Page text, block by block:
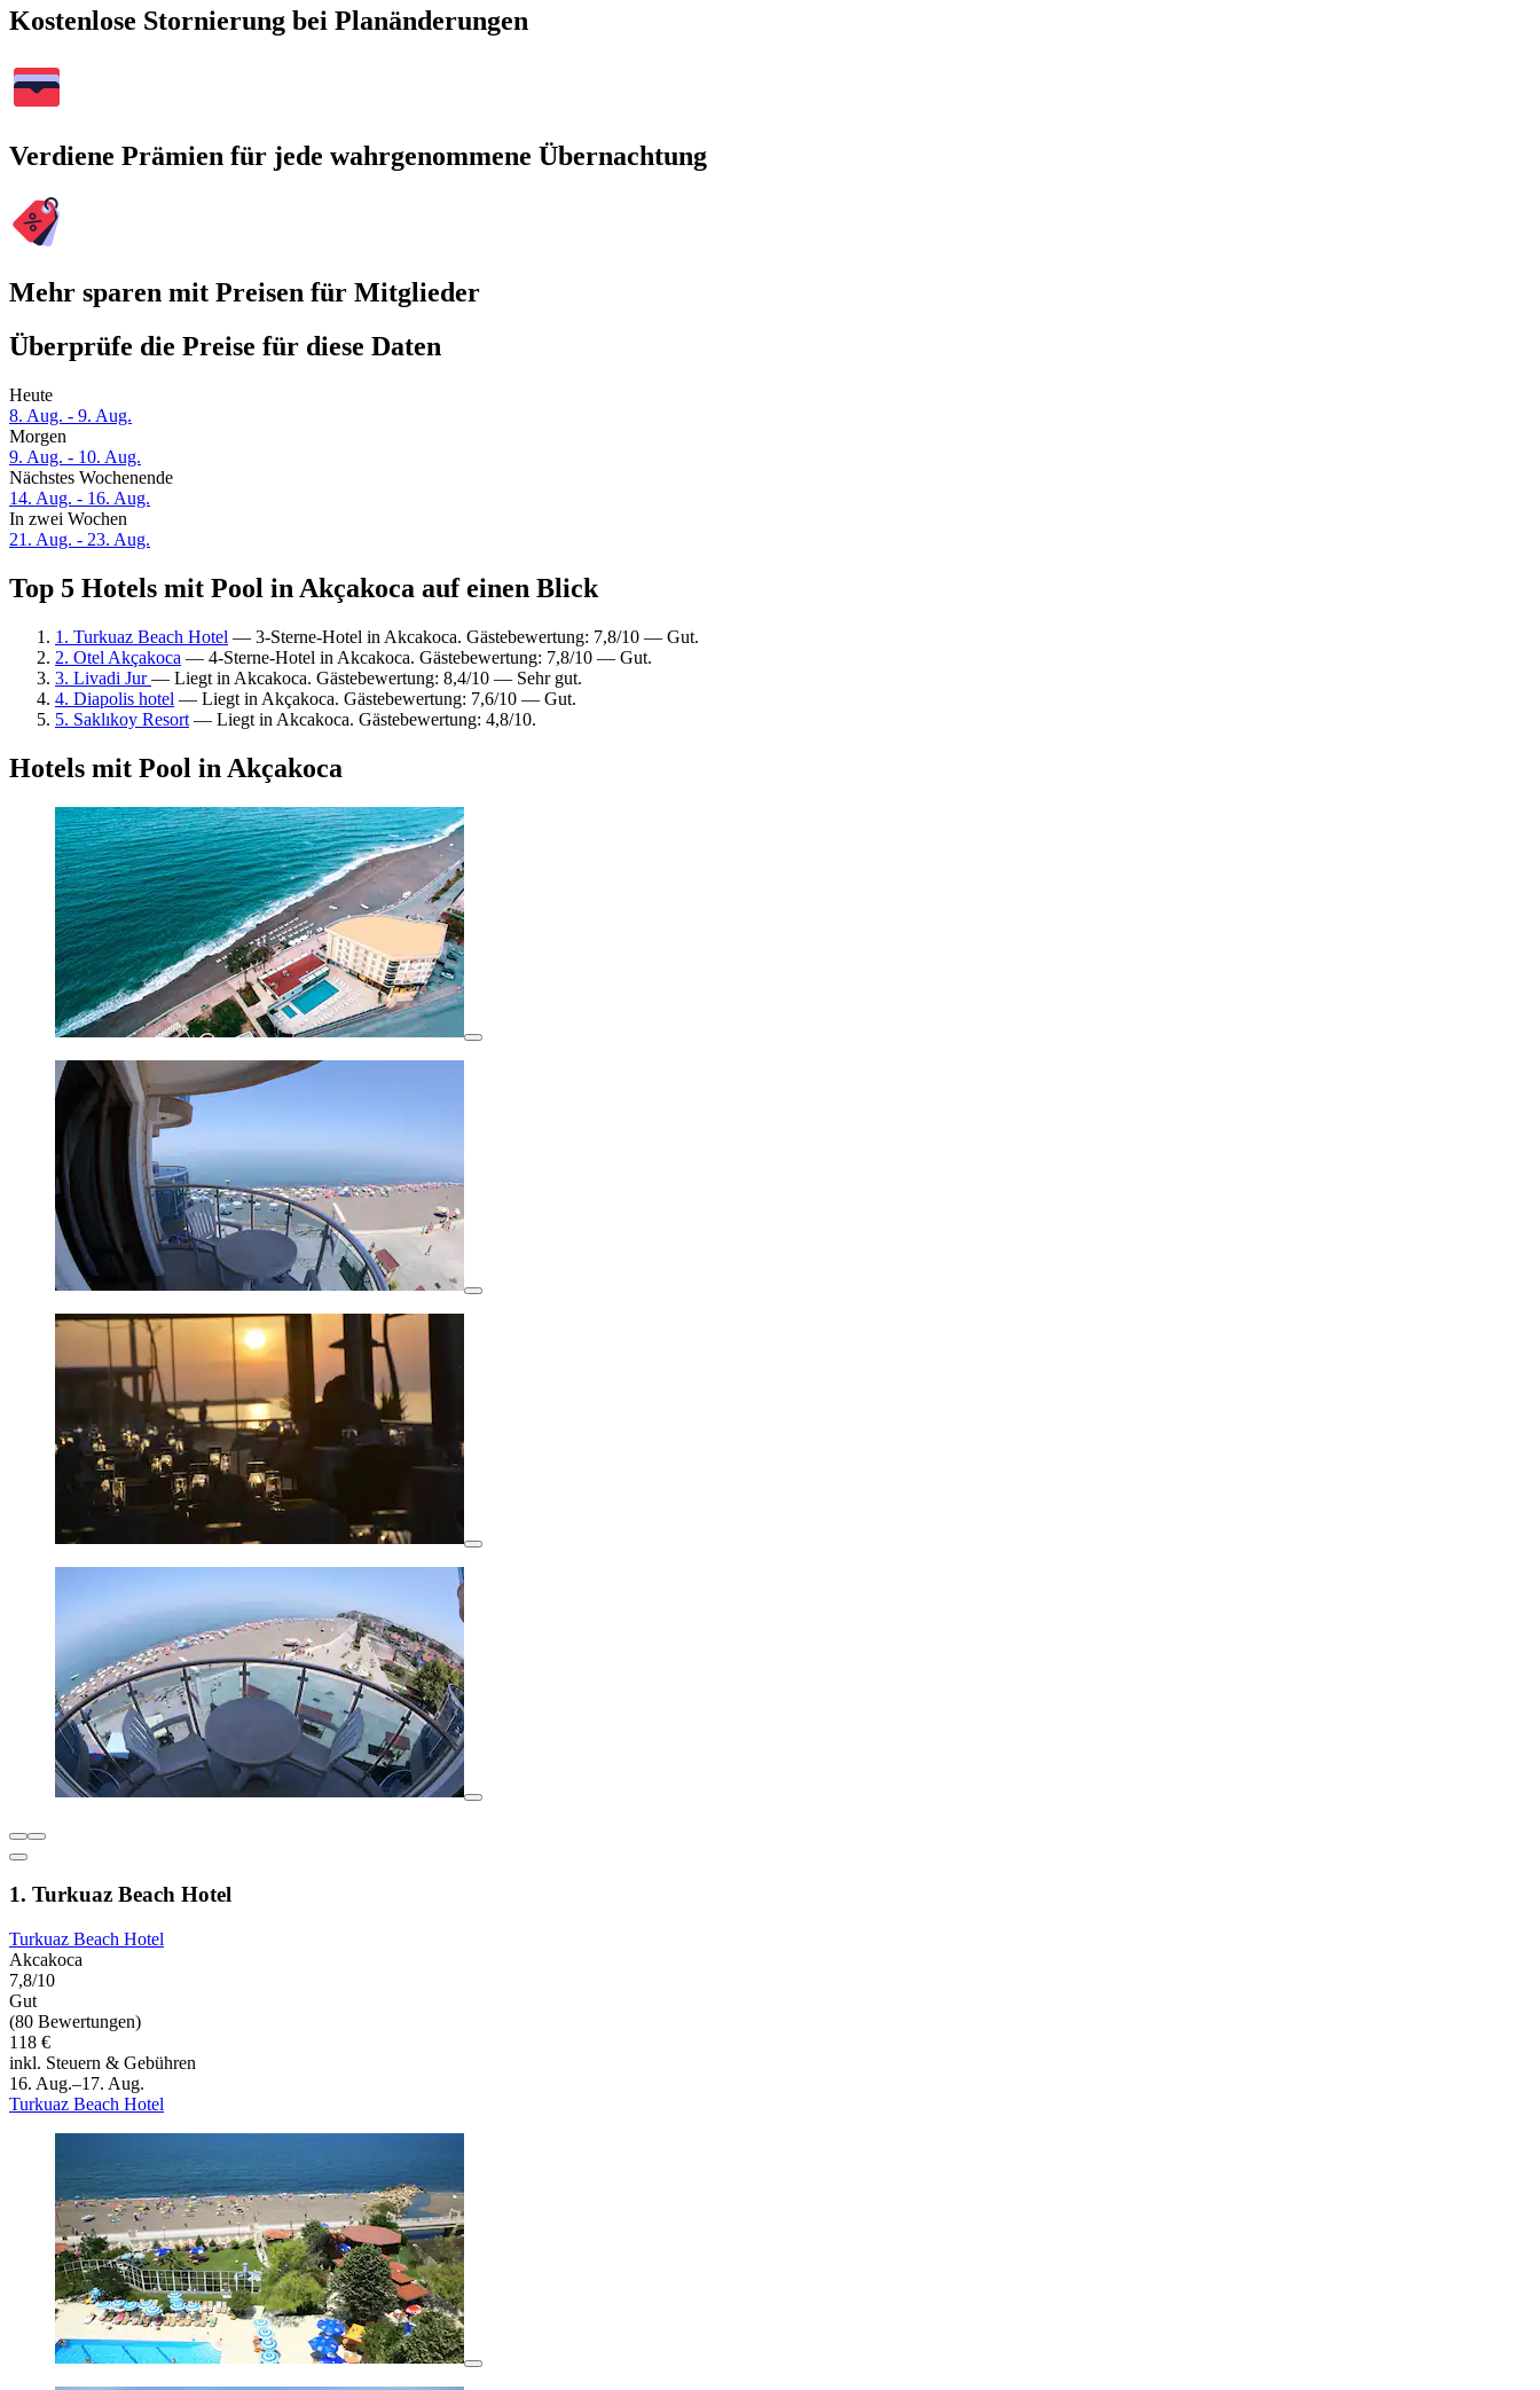
Kostenlose Stornierung bei Planänderungen
Verdiene Prämien für jede wahrgenommene Übernachtung
Mehr sparen mit Preisen für Mitglieder
Überprüfe die Preise für diese Daten
Heute
8. Aug. - 9. Aug.
Morgen
9. Aug. - 10. Aug.
Nächstes Wochenende
14. Aug. - 16. Aug.
In zwei Wochen
21. Aug. - 23. Aug.
Top 5 Hotels mit Pool in Akçakoca auf einen Blick
1. Turkuaz Beach Hotel — 3-Sterne-Hotel in Akcakoca. Gästebewertung: 7,8/10 — Gut.
2. Otel Akçakoca — 4-Sterne-Hotel in Akcakoca. Gästebewertung: 7,8/10 — Gut.
3. Livadi Jur— Liegt in Akcakoca. Gästebewertung: 8,4/10 — Sehr gut.
4. Diapolis hotel — Liegt in Akçakoca. Gästebewertung: 7,6/10 — Gut.
5. Saklıkoy Resort — Liegt in Akcakoca. Gästebewertung: 4,8/10.
Hotels mit Pool in Akçakoca
1. Turkuaz Beach Hotel
Turkuaz Beach Hotel
Akcakoca
7,8/10
Gut
(80 Bewertungen)
118 €
inkl. Steuern & Gebühren
16. Aug.–17. Aug.
Turkuaz Beach Hotel